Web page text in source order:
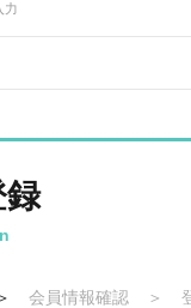
録
会員情報確認